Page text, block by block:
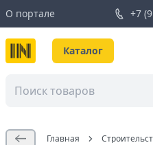
О портале +7
Каталог
Главная